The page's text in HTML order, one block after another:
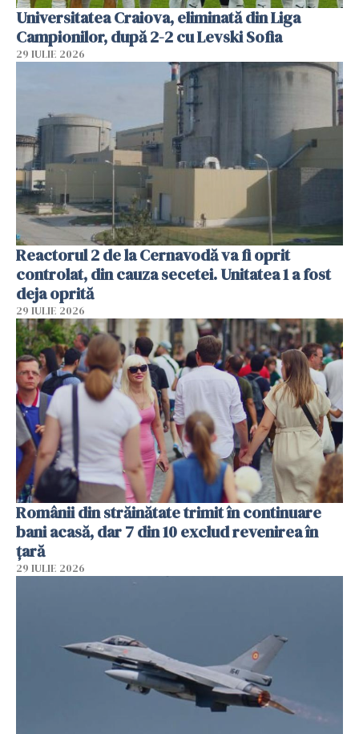
Universitatea Craiova, eliminată din Liga
Campionilor, după 2-2 cu Levski Sofia
29 IULIE 2026
Reactorul 2 de la Cernavodă va fi oprit
controlat, din cauza secetei. Unitatea 1 a fost
deja oprită
29 IULIE 2026
Românii din străinătate trimit în continuare
bani acasă, dar 7 din 10 exclud revenirea în
țară
29 IULIE 2026